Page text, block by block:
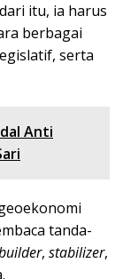
itu, ia harus
berbagai
serta
Anti
tanda-
, stabilizer,